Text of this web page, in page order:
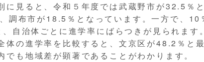
に見ると、令和５年度では武蔵野市が32.5％
調布市が18.5％となっています。一方で、
自治体ごとに進学率にばらつきが見られます。
体の進学率を比較すると、文京区が48.2％と
でも地域差が顕著であることがわかります。